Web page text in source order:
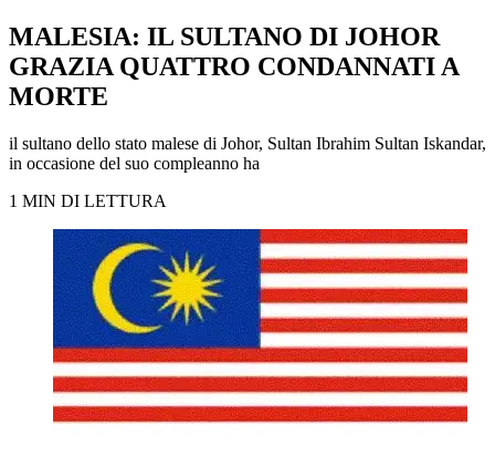
MALESIA: IL SULTANO DI JOHOR
GRAZIA QUATTRO CONDANNATI A
MORTE
il sultano dello stato malese di Johor, Sultan Ibrahim Sultan Iskandar,
in occasione del suo compleanno ha
1 MIN DI LETTURA